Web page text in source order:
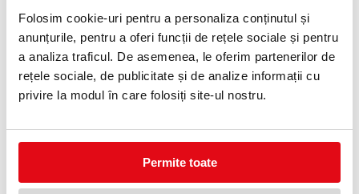
Folosim cookie-uri pentru a personaliza conținutul și
anunțurile, pentru a oferi funcții de rețele sociale și pentru
a analiza traficul. De asemenea, le oferim partenerilor de
rețele sociale, de publicitate și de analize informații cu
privire la modul în care folosiți site-ul nostru.
Permite toate
Caiet A4 80 file, hartie 70g/mp
FSC mix, patratele, Megamix 2,
diverse modele, 5 buc/set,
Herlitz
30,60 lei (pret cu TVA)
Pachet 5 caiete A4 + coperti,
80 file, dictando, hartie 70
g/mp FSC Mix, modele
asortate Megamix 2, Herlitz
39,60 lei(pret cu TVA)
10 %